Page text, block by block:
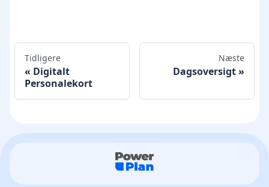
Tidligere
Digitalt
Personalekort
Næste
Dagsoversigt